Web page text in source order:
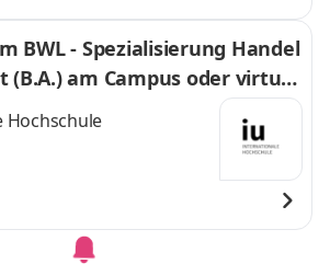
BWL - Spezialisierung Handel
(B.A.) am Campus oder virtuel